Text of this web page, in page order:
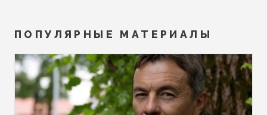
ПОПУЛЯРНЫЕ МАТЕРИАЛЫ